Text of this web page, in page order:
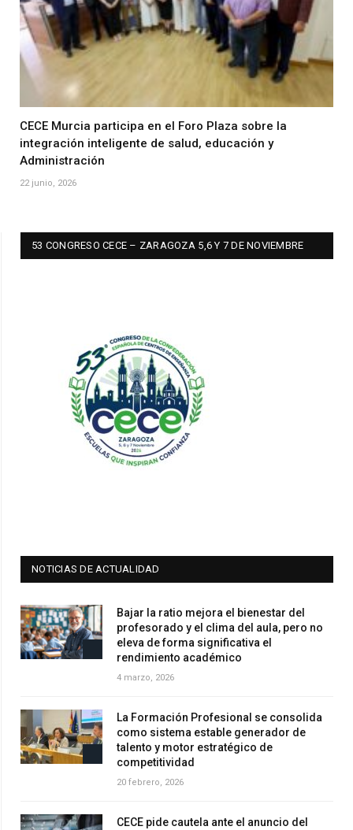
CECE Murcia participa en el Foro Plaza sobre la
integración inteligente de salud, educación y
Administración
22 junio, 2026
53 CONGRESO CECE – ZARAGOZA 5,6 Y 7 DE NOVIEMBRE
NOTICIAS DE ACTUALIDAD
Bajar la ratio mejora el bienestar del
profesorado y el clima del aula, pero no
eleva de forma significativa el
rendimiento académico
4 marzo, 2026
La Formación Profesional se consolida
como sistema estable generador de
talento y motor estratégico de
competitividad
20 febrero, 2026
CECE pide cautela ante el anuncio del